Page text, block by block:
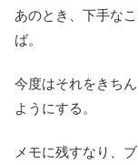
あのとき、下手な
ば。
今度はそれをきち
ようにする。
メモに残すなり、